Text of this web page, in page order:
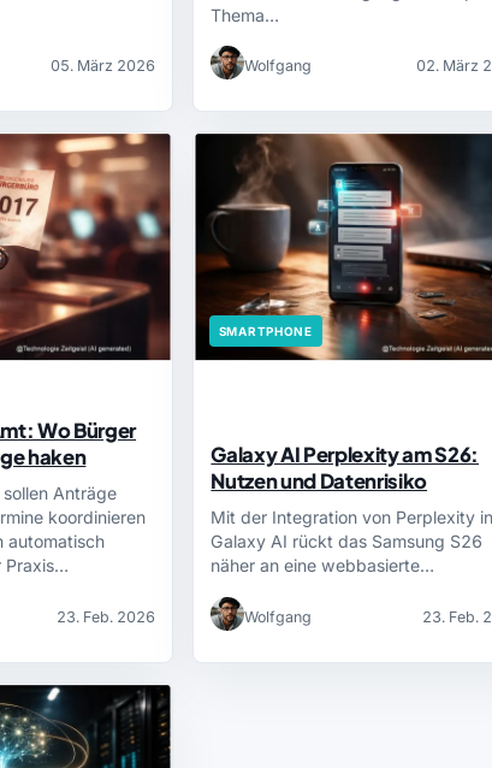
05. März 2026
Thema…
Wolfgang 02. März
Wo Bürger
haken
Anträge
koordinieren
automatisch
Praxis…
23. Feb. 2026
SMARTPHONE
Galaxy AI Perplexity am S26:
Nutzen und Datenrisiko
Mit der Integration von Perplexity in
Galaxy AI rückt das Samsung S26
näher an eine webbasierte…
Wolfgang 23. Feb.